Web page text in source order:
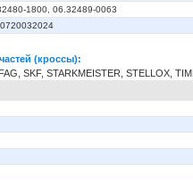
1800, 06.32489-0063
(кроссы):
SKF, STARKMEISTER, STELLOX,